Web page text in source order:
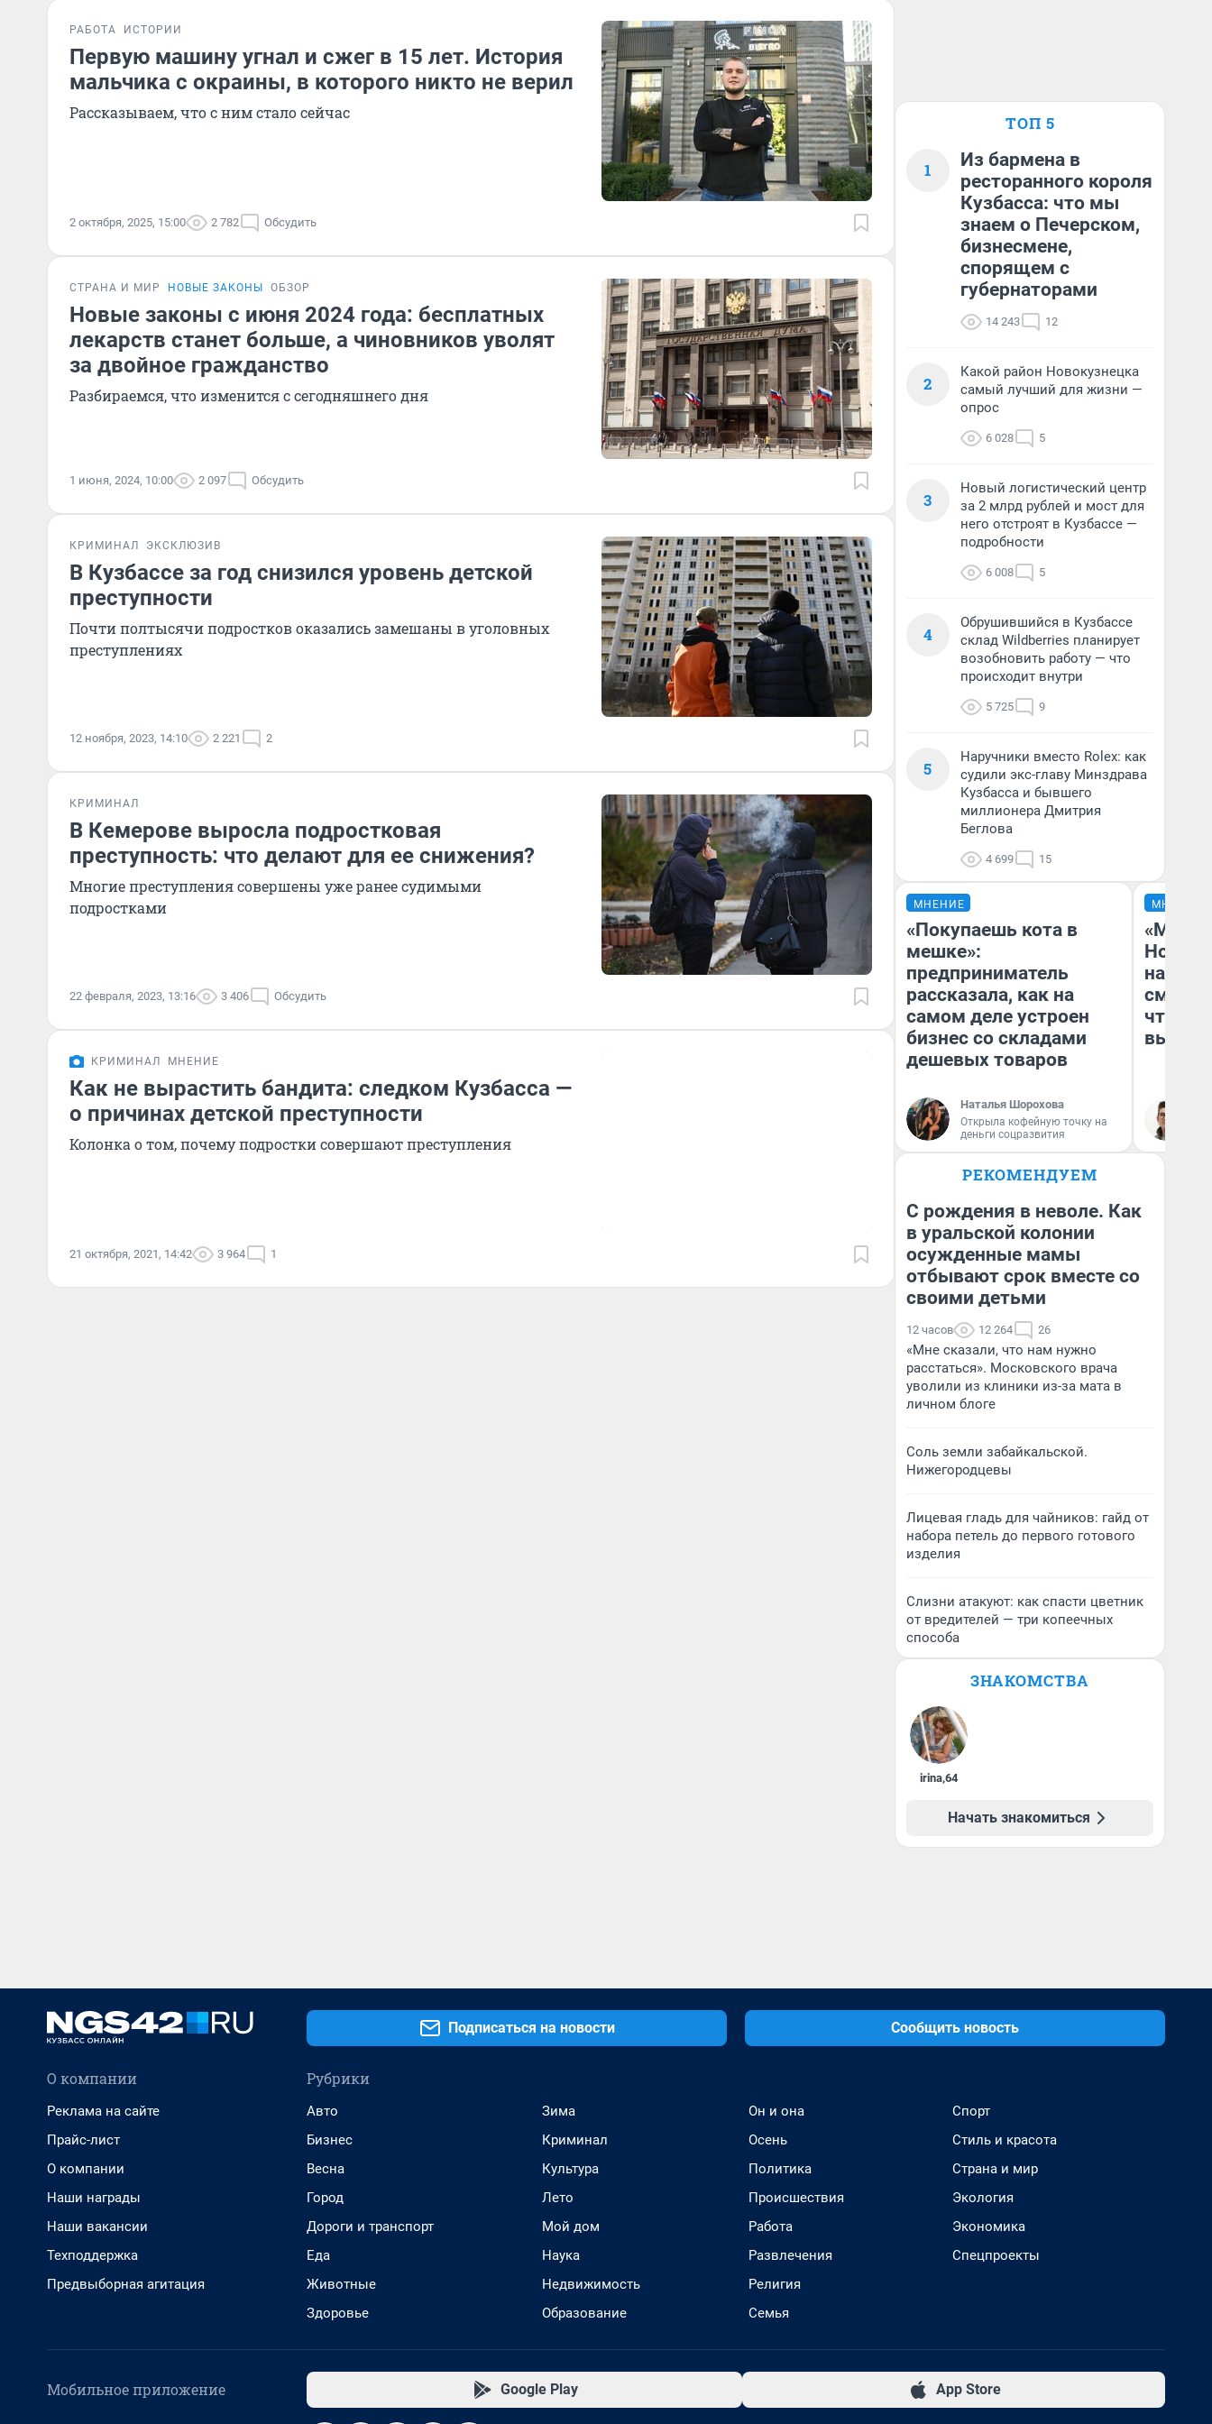
РАБОТА ИСТОРИИ
Первую машину угнал и сжег в 15 лет. История
мальчика с окраины, в которого никто не верил
Рассказываем, что с ним стало сейчас
2 октября, 2025, 15:00 2 782 Обсудить
СТРАНА И МИР НОВЫЕ ЗАКОНЫ ОБЗОР
Новые законы с июня 2024 года: бесплатных
лекарств станет больше, а чиновников уволят
за двойное гражданство
Разбираемся, что изменится с сегодняшнего дня
1 июня, 2024, 10:00 2 097 Обсудить
КРИМИНАЛ ЭКСКЛЮЗИВ
В Кузбассе за год снизился уровень детской
преступности
Почти полтысячи подростков оказались замешаны в уголовных
преступлениях
12 ноября, 2023, 14:10 2 221 2
КРИМИНАЛ
В Кемерове выросла подростковая
преступность: что делают для ее снижения?
Многие преступления совершены уже ранее судимыми
подростками
22 февраля, 2023, 13:16 3 406 Обсудить
КРИМИНАЛ МНЕНИЕ
Как не вырастить бандита: следком Кузбасса —
о причинах детской преступности
Колонка о том, почему подростки совершают преступления
21 октября, 2021, 14:42 3 964 1
ТОП 5
1
Из бармена в
ресторанного короля
Кузбасса: что мы
знаем о Печерском,
бизнесмене,
спорящем с
губернаторами
14 243 12
2
Какой район Новокузнецка
самый лучший для жизни —
опрос
6 028 5
3
Новый логистический центр
за 2 млрд рублей и мост для
него отстроят в Кузбассе —
подробности
6 008 5
4
Обрушившийся в Кузбассе
склад Wildberries планирует
возобновить работу — что
происходит внутри
5 725 9
5
Наручники вместо Rolex: как
судили экс-главу Минздрава
Кузбасса и бывшего
миллионера Дмитрия
Беглова
4 699 15
МНЕНИЕ
«Покупаешь кота в
мешке»:
предприниматель
рассказала, как на
самом деле устроен
бизнес со складами
дешевых товаров
Наталья Шорохова
Открыла кофейную точку на
деньги соцразвития
МНЕНИЕ
«Мы
чтобы
РЕКОМЕНДУЕМ
С рождения в неволе. Как
в уральской колонии
осужденные мамы
отбывают срок вместе со
своими детьми
12 часов 12 264 26
«Мне сказали, что нам нужно
расстаться». Московского врача
уволили из клиники из-за мата в
личном блоге
Соль земли забайкальской.
Нижегородцевы
Лицевая гладь для чайников: гайд от
набора петель до первого готового
изделия
Слизни атакуют: как спасти цветник
от вредителей — три копеечных
способа
ЗНАКОМСТВА
irina,64
Начать знакомиться
Подписаться на новости Сообщить новость
О компании
Реклама на сайте
Прайс-лист
О компании
Наши награды
Наши вакансии
Техподдержка
Предвыборная агитация
Рубрики
Авто
Бизнес
Весна
Город
Дороги и транспорт
Еда
Животные
Здоровье
Зима
Криминал
Культура
Лето
Мой дом
Наука
Недвижимость
Образование
Он и она
Осень
Политика
Происшествия
Работа
Развлечения
Религия
Семья
Спорт
Стиль и красота
Страна и мир
Экология
Экономика
Спецпроекты
Мобильное приложение Google Play App Store